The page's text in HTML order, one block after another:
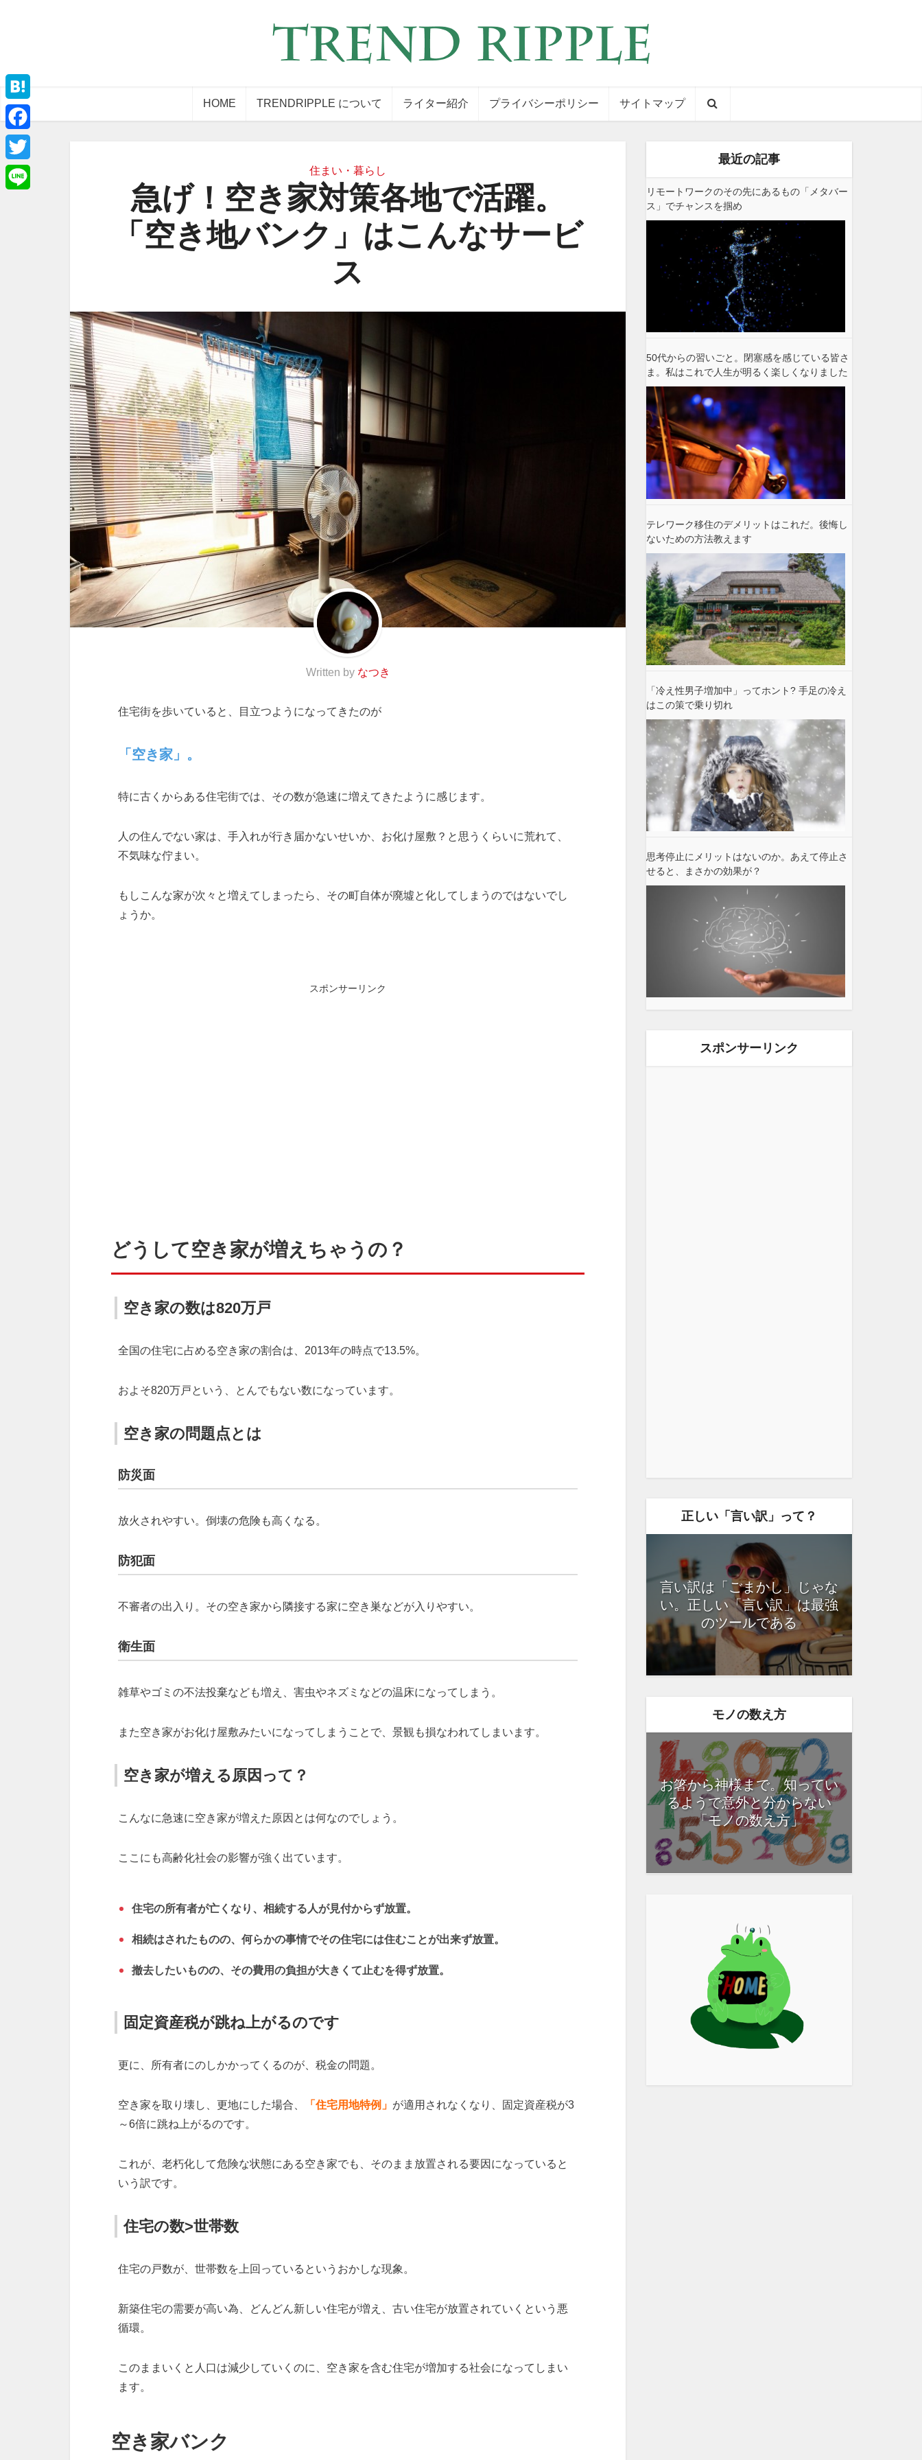
HOME TRENDRIPPLE について ライター紹介 プライバシーポリシー サイトマップ
住まい・暮らし
急げ！空き家対策各地で活躍。
「空き地バンク」はこんなサービ
ス
Written by なつき
住宅街を歩いていると、目立つようになってきたのが
「空き家」。
特に古くからある住宅街では、その数が急速に増えてきたように感じます。
人の住んでない家は、手入れが行き届かないせいか、お化け屋敷？と思うくらいに荒れて、
不気味な佇まい。
もしこんな家が次々と増えてしまったら、その町自体が廃墟と化してしまうのではないでし
ょうか。
スポンサーリンク
どうして空き家が増えちゃうの？
空き家の数は820万戸
全国の住宅に占める空き家の割合は、2013年の時点で13.5%。
およそ820万戸という、とんでもない数になっています。
空き家の問題点とは
防災面
放火されやすい。倒壊の危険も高くなる。
防犯面
不審者の出入り。その空き家から隣接する家に空き巣などが入りやすい。
衛生面
雑草やゴミの不法投棄なども増え、害虫やネズミなどの温床になってしまう。
また空き家がお化け屋敷みたいになってしまうことで、景観も損なわれてしまいます。
空き家が増える原因って？
こんなに急速に空き家が増えた原因とは何なのでしょう。
ここにも高齢化社会の影響が強く出ています。
住宅の所有者が亡くなり、相続する人が見付からず放置。
相続はされたものの、何らかの事情でその住宅には住むことが出来ず放置。
撤去したいものの、その費用の負担が大きくて止むを得ず放置。
固定資産税が跳ね上がるのです
更に、所有者にのしかかってくるのが、税金の問題。
空き家を取り壊し、更地にした場合、 「住宅用地特例」 が適用されなくなり、固定資産税が3
～6倍に跳ね上がるのです。
これが、老朽化して危険な状態にある空き家でも、そのまま放置される要因になっていると
いう訳です。
住宅の数>世帯数
住宅の戸数が、世帯数を上回っているというおかしな現象。
新築住宅の需要が高い為、どんどん新しい住宅が増え、古い住宅が放置されていくという悪
循環。
このままいくと人口は減少していくのに、空き家を含む住宅が増加する社会になってしまい
ます。
空き家バンク
最近の記事
リモートワークのその先にあるもの「メタバー
ス」でチャンスを掴め
50代からの習いごと。閉塞感を感じている皆さ
ま。私はこれで人生が明るく楽しくなりました
テレワーク移住のデメリットはこれだ。後悔し
ないための方法教えます
「冷え性男子増加中」ってホント? 手足の冷え
はこの策で乗り切れ
思考停止にメリットはないのか。あえて停止さ
せると、まさかの効果が？
スポンサーリンク
正しい「言い訳」って？
言い訳は「ごまかし」じゃな
い。正しい「言い訳」は最強
のツールである
モノの数え方
お箸から神様まで。知ってい
るようで意外と分からない
「モノの数え方」
Hatena
Facebook
Twitter